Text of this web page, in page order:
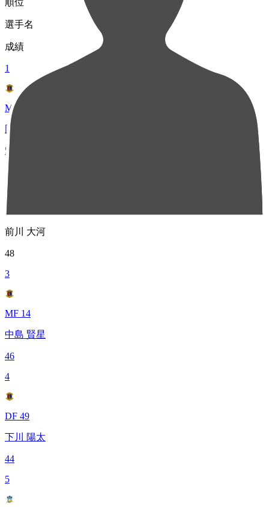
順位
選手名
成績
1
MF 31
岡田 優希
54
2
MF 13
前川 大河
48
3
MF 14
中島 賢星
46
4
DF 49
下川 陽太
44
5